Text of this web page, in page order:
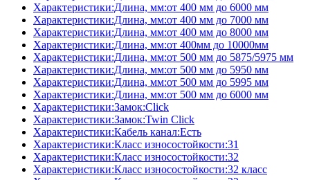
Характеристики:Длина, мм:от 400 мм до 6000 мм
Характеристики:Длина, мм:от 400 мм до 7000 мм
Характеристики:Длина, мм:от 400 мм до 8000 мм
Характеристики:Длина, мм:от 400мм до 10000мм
Характеристики:Длина, мм:от 500 мм до 5875/5975 мм
Характеристики:Длина, мм:от 500 мм до 5950 мм
Характеристики:Длина, мм:от 500 мм до 5995 мм
Характеристики:Длина, мм:от 500 мм до 6000 мм
Характеристики:Замок:Click
Характеристики:Замок:Twin Click
Характеристики:Кабель канал:Есть
Характеристики:Класс износостойкости:31
Характеристики:Класс износостойкости:32
Характеристики:Класс износостойкости:32 класс